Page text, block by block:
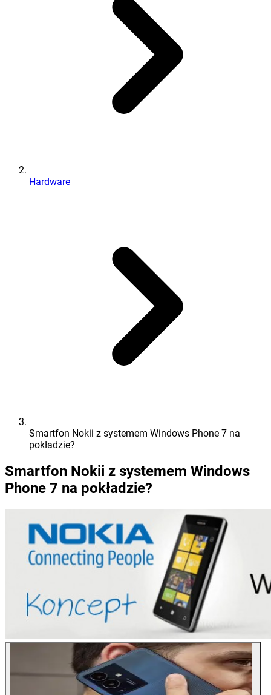
Hardware
Smartfon Nokii z systemem Windows Phone 7 na
pokładzie?
Smartfon Nokii z systemem Windows
Phone 7 na pokładzie?